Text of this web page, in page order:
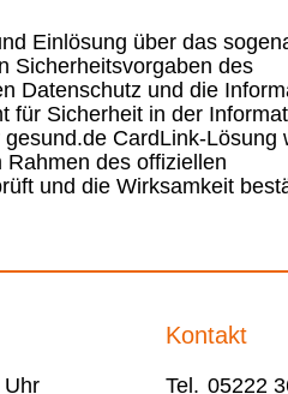
Einlösung über das
Sicherheitsvorgaben des
Datenschutz und die
für Sicherheit in der
CardLink-Lösung
des offiziellen
und die Wirksamkeit
Uhr
Kontakt
Tel. 05222